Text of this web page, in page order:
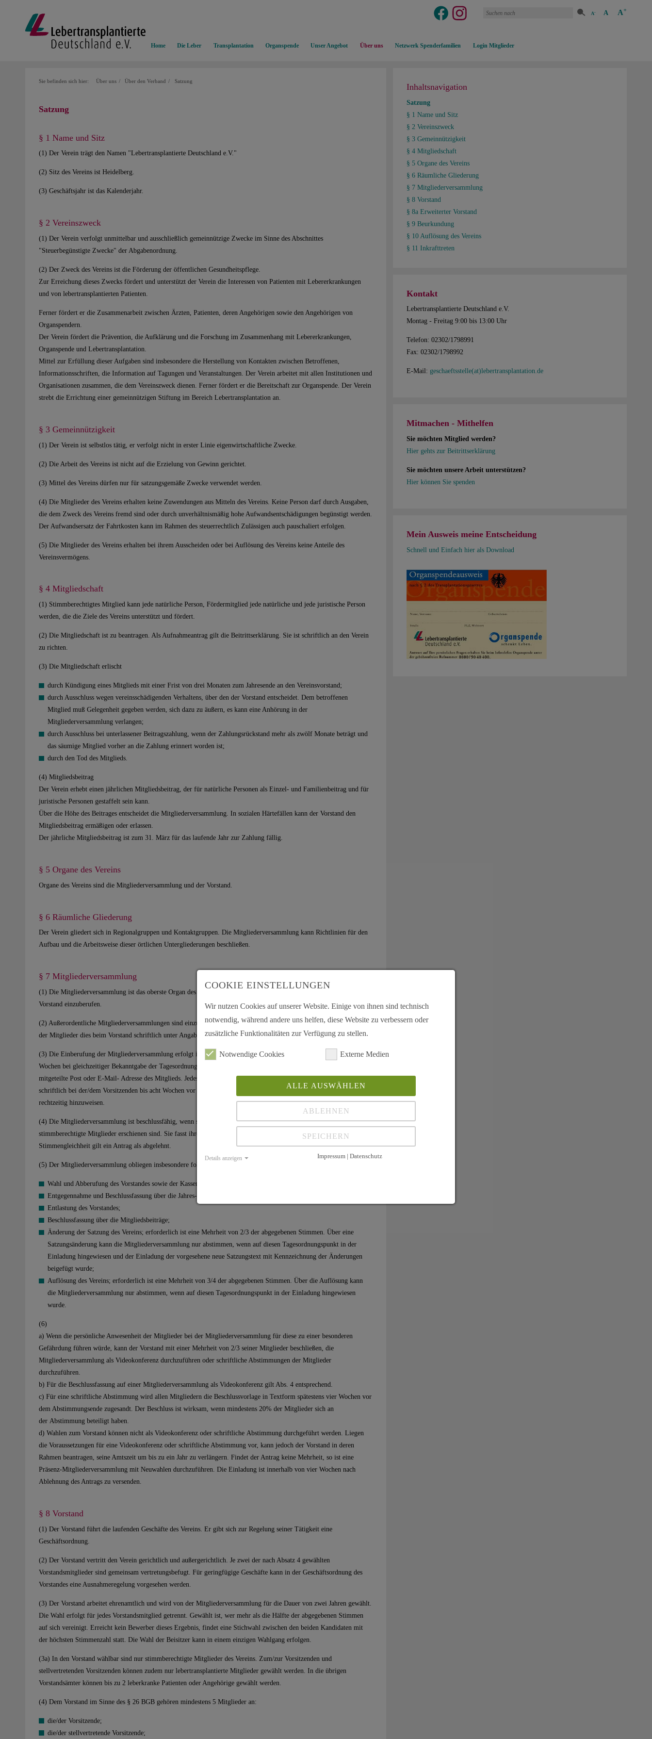
Home Die Leber Transplantation Organspende Unser Angebot Über uns Netzwerk Spenderfamilien Login Mitglieder
A- A A+
Sie befinden sich hier: Über uns Über den Verband Satzung
Satzung
§ 1 Name und Sitz
(1) Der Verein trägt den Namen "Lebertransplantierte Deutschland e.V."
(2) Sitz des Vereins ist Heidelberg.
(3) Geschäftsjahr ist das Kalenderjahr.
§ 2 Vereinszweck
(1) Der Verein verfolgt unmittelbar und ausschließlich gemeinnützige Zwecke im Sinne des Abschnittes
"Steuerbegünstigte Zwecke" der Abgabenordnung.
(2) Der Zweck des Vereins ist die Förderung der öffentlichen Gesundheitspflege.
Zur Erreichung dieses Zwecks fördert und unterstützt der Verein die Interessen von Patienten mit Lebererkrankungen
und von lebertransplantierten Patienten.
Ferner fördert er die Zusammenarbeit zwischen Ärzten, Patienten, deren Angehörigen sowie den Angehörigen von
Organspendern.
Der Verein fördert die Prävention, die Aufklärung und die Forschung im Zusammenhang mit Lebererkrankungen,
Organspende und Lebertransplantation.
Mittel zur Erfüllung dieser Aufgaben sind insbesondere die Herstellung von Kontakten zwischen Betroffenen,
Informationsschriften, die Information auf Tagungen und Veranstaltungen. Der Verein arbeitet mit allen Institutionen und
Organisationen zusammen, die dem Vereinszweck dienen. Ferner fördert er die Bereitschaft zur Organspende. Der Verein
strebt die Errichtung einer gemeinnützigen Stiftung im Bereich Lebertransplantation an.
§ 3 Gemeinnützigkeit
(1) Der Verein ist selbstlos tätig, er verfolgt nicht in erster Linie eigenwirtschaftliche Zwecke.
(2) Die Arbeit des Vereins ist nicht auf die Erzielung von Gewinn gerichtet.
(3) Mittel des Vereins dürfen nur für satzungsgemäße Zwecke verwendet werden.
(4) Die Mitglieder des Vereins erhalten keine Zuwendungen aus Mitteln des Vereins. Keine Person darf durch Ausgaben,
die dem Zweck des Vereins fremd sind oder durch unverhältnismäßig hohe Aufwandsentschädigungen begünstigt werden.
Der Aufwandsersatz der Fahrtkosten kann im Rahmen des steuerrechtlich Zulässigen auch pauschaliert erfolgen.
(5) Die Mitglieder des Vereins erhalten bei ihrem Ausscheiden oder bei Auflösung des Vereins keine Anteile des
Vereinsvermögens.
§ 4 Mitgliedschaft
(1) Stimmberechtigtes Mitglied kann jede natürliche Person, Fördermitglied jede natürliche und jede juristische Person
werden, die die Ziele des Vereins unterstützt und fördert.
(2) Die Mitgliedschaft ist zu beantragen. Als Aufnahmeantrag gilt die Beitrittserklärung. Sie ist schriftlich an den Verein
zu richten.
(3) Die Mitgliedschaft erlischt
durch Kündigung eines Mitglieds mit einer Frist von drei Monaten zum Jahresende an den Vereinsvorstand;
durch Ausschluss wegen vereinsschädigenden Verhaltens, über den der Vorstand entscheidet. Dem betroffenen
Mitglied muß Gelegenheit gegeben werden, sich dazu zu äußern, es kann eine Anhörung in der
Mitgliederversammlung verlangen;
durch Ausschluss bei unterlassener Beitragszahlung, wenn der Zahlungsrückstand mehr als zwölf Monate beträgt und
das säumige Mitglied vorher an die Zahlung erinnert worden ist;
durch den Tod des Mitglieds.
(4) Mitgliedsbeitrag
Der Verein erhebt einen jährlichen Mitgliedsbeitrag, der für natürliche Personen als Einzel- und Familienbeitrag und für
juristische Personen gestaffelt sein kann.
Über die Höhe des Beitrages entscheidet die Mitgliederversammlung. In sozialen Härtefällen kann der Vorstand den
Mitgliedsbeitrag ermäßigen oder erlassen.
Der jährliche Mitgliedsbeitrag ist zum 31. März für das laufende Jahr zur Zahlung fällig.
§ 5 Organe des Vereins
Organe des Vereins sind die Mitgliederversammlung und der Vorstand.
§ 6 Räumliche Gliederung
Der Verein gliedert sich in Regionalgruppen und Kontaktgruppen. Die Mitgliederversammlung kann Richtlinien für den
Aufbau und die Arbeitsweise dieser örtlichen Untergliederungen beschließen.
§ 7 Mitgliederversammlung
(1) Die Mitgliederversammlung ist das oberste Organ des Vereins. Sie ist mindestens einmal im Geschäftsjahr vom
Vorstand einzuberufen.
(2) Außerordentliche Mitgliederversammlungen sind einzuberufen, wenn es das Interesse des Vereins erfordert oder 1/3
der Mitglieder dies beim Vorstand schriftlich unter Angabe der Gründe beantragt.
(3) Die Einberufung der Mitgliederversammlung erfolgt in Textform unter Wahrung einer Einladungsfrist von vier
Wochen bei gleichzeitiger Bekanntgabe der Tagesordnung. Ladungsadresse ist die letzte dem Vorstand (Schriftführung)
mitgeteilte Post oder E-Mail- Adresse des Mitglieds. Jedes Mitglied hat die Möglichkeit, Anträge zur Tagesordnung
schriftlich bei der/dem Vorsitzenden bis acht Wochen vor der Mitgliederversammlung einzureichen. Auf diese Frist ist
rechtzeitig hinzuweisen.
(4) Die Mitgliederversammlung ist beschlussfähig, wenn sie ordnungsgemäß geladen und mindestens 25
stimmberechtigte Mitglieder erschienen sind. Sie fasst ihre Beschlüsse mit einfacher Mehrheit der Stimmen. Bei
Stimmengleichheit gilt ein Antrag als abgelehnt.
(5) Der Mitgliederversammlung obliegen insbesondere folgende Aufgaben:
Wahl und Abberufung des Vorstandes sowie der Kassenprüfer;
Entgegennahme und Beschlussfassung über die Jahres- und Kassenberichte und den Bericht der Kassenprüfer;
Entlastung des Vorstandes;
Beschlussfassung über die Mitgliedsbeiträge;
Änderung der Satzung des Vereins; erforderlich ist eine Mehrheit von 2/3 der abgegebenen Stimmen. Über eine
Satzungsänderung kann die Mitgliederversammlung nur abstimmen, wenn auf diesen Tagesordnungspunkt in der
Einladung hingewiesen und der Einladung der vorgesehene neue Satzungstext mit Kennzeichnung der Änderungen
beigefügt wurde;
Auflösung des Vereins; erforderlich ist eine Mehrheit von 3/4 der abgegebenen Stimmen. Über die Auflösung kann
die Mitgliederversammlung nur abstimmen, wenn auf diesen Tagesordnungspunkt in der Einladung hingewiesen
wurde.
(6)
a) Wenn die persönliche Anwesenheit der Mitglieder bei der Mitgliederversammlung für diese zu einer besonderen
Gefährdung führen würde, kann der Vorstand mit einer Mehrheit von 2/3 seiner Mitglieder beschließen, die
Mitgliederversammlung als Videokonferenz durchzuführen oder schriftliche Abstimmungen der Mitglieder
durchzuführen.
b) Für die Beschlussfassung auf einer Mitgliederversammlung als Videokonferenz gilt Abs. 4 entsprechend.
c) Für eine schriftliche Abstimmung wird allen Mitgliedern die Beschlussvorlage in Textform spätestens vier Wochen vor
dem Abstimmungsende zugesandt. Der Beschluss ist wirksam, wenn mindestens 20% der Mitglieder sich an
der Abstimmung beteiligt haben.
d) Wahlen zum Vorstand können nicht als Videokonferenz oder schriftliche Abstimmung durchgeführt werden. Liegen
die Voraussetzungen für eine Videokonferenz oder schriftliche Abstimmung vor, kann jedoch der Vorstand in deren
Rahmen beantragen, seine Amtszeit um bis zu ein Jahr zu verlängern. Findet der Antrag keine Mehrheit, so ist eine
Präsenz-Mitgliederversammlung mit Neuwahlen durchzuführen. Die Einladung ist innerhalb von vier Wochen nach
Ablehnung des Antrags zu versenden.
§ 8 Vorstand
(1) Der Vorstand führt die laufenden Geschäfte des Vereins. Er gibt sich zur Regelung seiner Tätigkeit eine
Geschäftsordnung.
(2) Der Vorstand vertritt den Verein gerichtlich und außergerichtlich. Je zwei der nach Absatz 4 gewählten
Vorstandsmitglieder sind gemeinsam vertretungsbefugt. Für geringfügige Geschäfte kann in der Geschäftsordnung des
Vorstandes eine Ausnahmeregelung vorgesehen werden.
(3) Der Vorstand arbeitet ehrenamtlich und wird von der Mitgliederversammlung für die Dauer von zwei Jahren gewählt.
Die Wahl erfolgt für jedes Vorstandsmitglied getrennt. Gewählt ist, wer mehr als die Hälfte der abgegebenen Stimmen
auf sich vereinigt. Erreicht kein Bewerber dieses Ergebnis, findet eine Stichwahl zwischen den beiden Kandidaten mit
der höchsten Stimmenzahl statt. Die Wahl der Beisitzer kann in einem einzigen Wahlgang erfolgen.
(3a) In den Vorstand wählbar sind nur stimmberechtigte Mitglieder des Vereins. Zum/zur Vorsitzenden und
stellvertretenden Vorsitzenden können zudem nur lebertransplantierte Mitglieder gewählt werden. In die übrigen
Vorstandsämter können bis zu 2 leberkranke Patienten oder Angehörige gewählt werden.
(4) Dem Vorstand im Sinne des § 26 BGB gehören mindestens 5 Mitglieder an:
die/der Vorsitzende;
die/der stellvertretende Vorsitzende;
Inhaltsnavigation
Satzung
§ 1 Name und Sitz
§ 2 Vereinszweck
§ 3 Gemeinnützigkeit
§ 4 Mitgliedschaft
§ 5 Organe des Vereins
§ 6 Räumliche Gliederung
§ 7 Mitgliederversammlung
§ 8 Vorstand
§ 8a Erweiterter Vorstand
§ 9 Beurkundung
§ 10 Auflösung des Vereins
§ 11 Inkrafttreten
Kontakt
Lebertransplantierte Deutschland e.V.
Montag - Freitag 9:00 bis 13:00 Uhr
Telefon: 02302/1798991
Fax: 02302/1798992
E-Mail: geschaeftsstelle(at)lebertransplantation.de
Mitmachen - Mithelfen
Sie möchten Mitglied werden?
Hier gehts zur Beitrittserklärung
Sie möchten unsere Arbeit unterstützen?
Hier können Sie spenden
Mein Ausweis meine Entscheidung
Schnell und Einfach hier als Download
COOKIE EINSTELLUNGEN
Wir nutzen Cookies auf unserer Website. Einige von ihnen sind technisch
notwendig, während andere uns helfen, diese Website zu verbessern oder
zusätzliche Funktionalitäten zur Verfügung zu stellen.
Notwendige Cookies Externe Medien
ALLE AUSWÄHLEN
ABLEHNEN
SPEICHERN
Details anzeigen Impressum | Datenschutz